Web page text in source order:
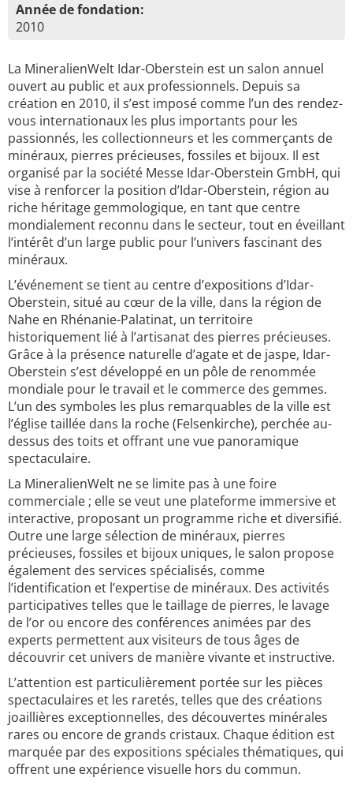
Année de fondation:
2010
La MineralienWelt Idar-Oberstein est un salon annuel
ouvert au public et aux professionnels. Depuis sa
création en 2010, il s’est imposé comme l’un des rendez-
vous internationaux les plus importants pour les
passionnés, les collectionneurs et les commerçants de
minéraux, pierres précieuses, fossiles et bijoux. Il est
organisé par la société Messe Idar-Oberstein GmbH, qui
vise à renforcer la position d’Idar-Oberstein, région au
riche héritage gemmologique, en tant que centre
mondialement reconnu dans le secteur, tout en éveillant
l’intérêt d’un large public pour l’univers fascinant des
minéraux.
L’événement se tient au centre d’expositions d’Idar-
Oberstein, situé au cœur de la ville, dans la région de
Nahe en Rhénanie-Palatinat, un territoire
historiquement lié à l’artisanat des pierres précieuses.
Grâce à la présence naturelle d’agate et de jaspe, Idar-
Oberstein s’est développé en un pôle de renommée
mondiale pour le travail et le commerce des gemmes.
L’un des symboles les plus remarquables de la ville est
l’église taillée dans la roche (Felsenkirche), perchée au-
dessus des toits et offrant une vue panoramique
spectaculaire.
La MineralienWelt ne se limite pas à une foire
commerciale ; elle se veut une plateforme immersive et
interactive, proposant un programme riche et diversifié.
Outre une large sélection de minéraux, pierres
précieuses, fossiles et bijoux uniques, le salon propose
également des services spécialisés, comme
l’identification et l’expertise de minéraux. Des activités
participatives telles que le taillage de pierres, le lavage
de l’or ou encore des conférences animées par des
experts permettent aux visiteurs de tous âges de
découvrir cet univers de manière vivante et instructive.
L’attention est particulièrement portée sur les pièces
spectaculaires et les raretés, telles que des créations
joaillières exceptionnelles, des découvertes minérales
rares ou encore de grands cristaux. Chaque édition est
marquée par des expositions spéciales thématiques, qui
offrent une expérience visuelle hors du commun.